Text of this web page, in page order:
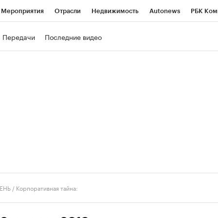
Мероприятия Отрасли Недвижимость Autonews РБК
Передачи Последние видео
/ Корпоративная тайна: